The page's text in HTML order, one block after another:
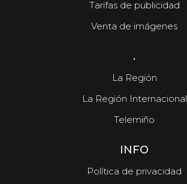
Tarifas de publicidad
Venta de imágenes
.
La Región
La Región Internacional
Telemiño
INFO
Política de privacidad